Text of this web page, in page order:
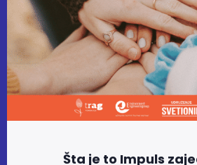
Šta je to Impuls